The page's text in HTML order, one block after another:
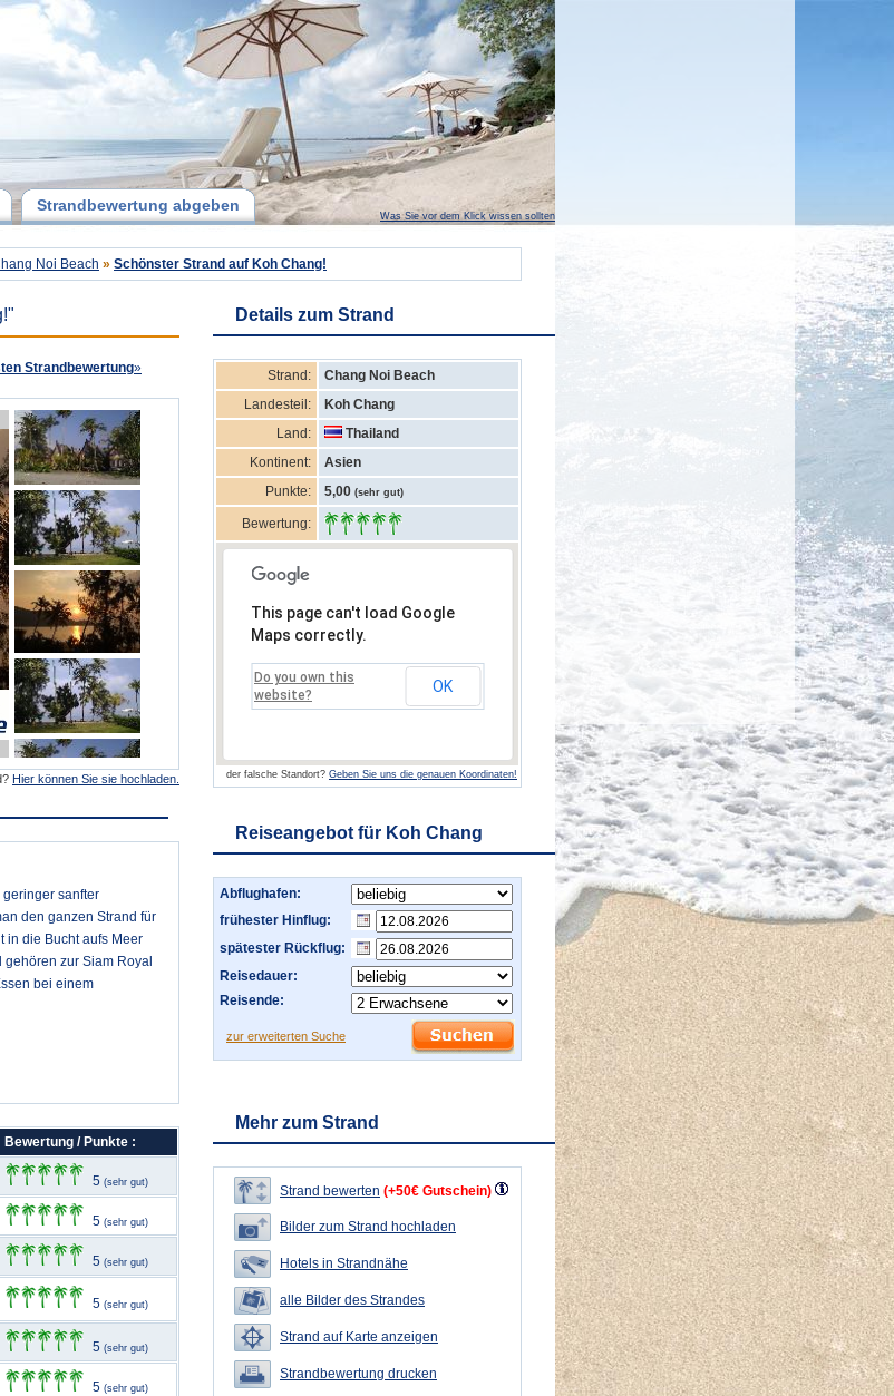
Strandbewertung abgeben
Was Sie vor dem Klick wissen sollten
Noi Beach » Schönster Strand auf Koh Chang!
Strandbewertung»
Hier können Sie sie hochladen.
sanfter
den ganzen Strand für
in die Bucht aufs Meer
zur Siam Royal
bei einem
Bewertung / Punkte :
5 (sehr gut)
5 (sehr gut)
5 (sehr gut)
5 (sehr gut)
5 (sehr gut)
5 (sehr gut)
Details zum Strand
Strand:
Chang Noi Beach
Landesteil:
Koh Chang
Land:
Thailand
Kontinent:
Asien
Punkte:
5,00 (sehr gut)
Bewertung:
This page can't load Google
Maps correctly.
Do you own this
website?
OK
der falsche Standort? Geben Sie uns die genauen Koordinaten!
Reiseangebot für Koh Chang
Abflughafen:
frühester Hinflug:
spätester Rückflug:
Reisedauer:
Reisende:
zur erweiterten Suche
Mehr zum Strand
Strand bewerten (+50€ Gutschein)
Bilder zum Strand hochladen
Hotels in Strandnähe
alle Bilder des Strandes
Strand auf Karte anzeigen
Strandbewertung drucken